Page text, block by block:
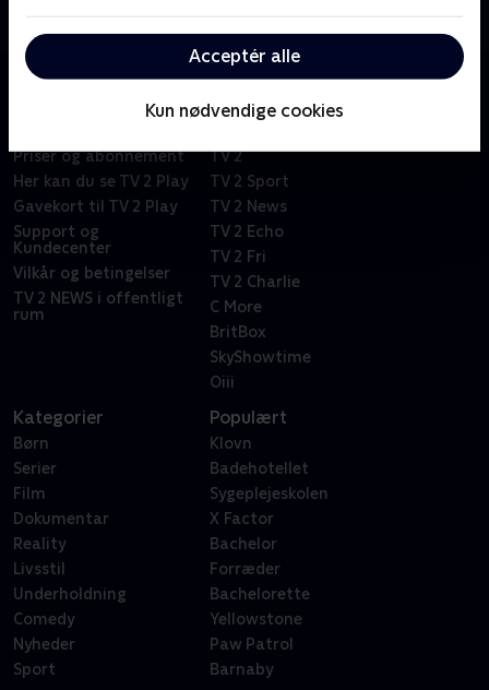
Acceptér alle
Kun nødvendige cookies
Priser og abonnement
Her kan du se TV 2 Play
Gavekort til TV 2 Play
Support og
Kundecenter
Vilkår og betingelser
TV 2 NEWS i offentligt
rum
TV 2
TV 2 Sport
TV 2 News
TV 2 Echo
TV 2 Fri
TV 2 Charlie
C More
BritBox
SkyShowtime
Oiii
Kategorier
Børn
Serier
Film
Dokumentar
Reality
Livsstil
Underholdning
Comedy
Nyheder
Sport
Populært
Klovn
Badehotellet
Sygeplejeskolen
X Factor
Bachelor
Forræder
Bachelorette
Yellowstone
Paw Patrol
Barnaby